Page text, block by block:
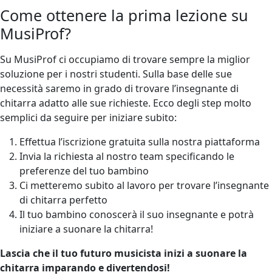
Come ottenere la prima lezione su
MusiProf?
Su MusiProf ci occupiamo di trovare sempre la miglior
soluzione per i nostri studenti. Sulla base delle sue
necessità saremo in grado di trovare l’insegnante di
chitarra adatto alle sue richieste. Ecco degli step molto
semplici da seguire per iniziare subito:
Effettua l’iscrizione gratuita sulla nostra piattaforma
Invia la richiesta al nostro team specificando le
preferenze del tuo bambino
Ci metteremo subito al lavoro per trovare l’insegnante
di chitarra perfetto
Il tuo bambino conoscerà il suo insegnante e potrà
iniziare a suonare la chitarra!
Lascia che il tuo futuro musicista inizi a suonare la
chitarra imparando e divertendosi!